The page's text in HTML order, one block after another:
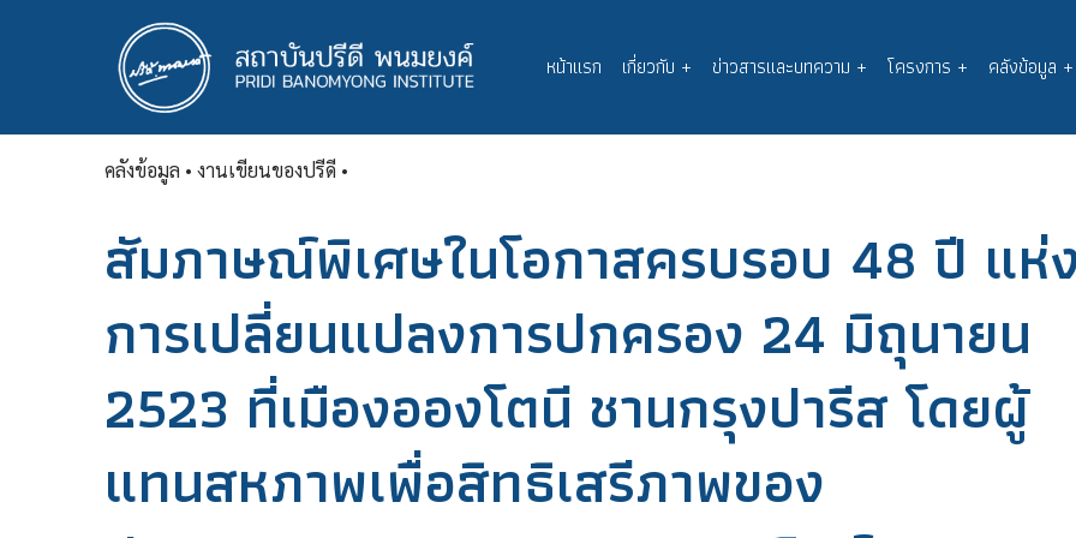
Main
navigation
หน้าแรก เกี่ยวกับ + ข่าวสารและบทความ + โครงการ + คลังข้อมูล +
คลังข้อมูล • งานเขียนของปรีดี •
สัมภาษณ์พิเศษในโอกาสครบรอบ 48 ปี แห่
การเปลี่ยนแปลงการปกครอง 24 มิถุนายน
2523 ที่เมืองอองโตนี ชานกรุงปารีส โดยผู้
แทนสหภาพเพื่อสิทธิเสรีภาพของ